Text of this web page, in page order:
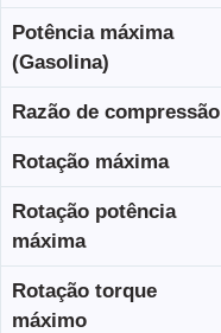
Potência máxima
(Gasolina)
Razão de compressão
Rotação máxima
Rotação potência
máxima
Rotação torque
máximo